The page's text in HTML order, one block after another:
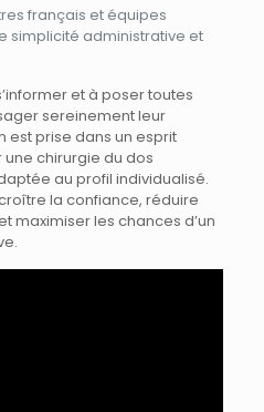
français et équipes
simplicité administrative et
et à poser toutes
sereinement leur
est prise dans un esprit
chirurgie du dos
au profil individualisé.
la confiance, réduire
maximiser les chances d’un